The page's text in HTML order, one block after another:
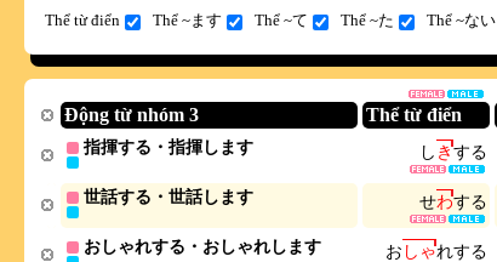
Thể từ điển Thể ~ます Thể ~て Thể ~た Thể ~ない
Động từ nhóm 3 Thể từ điển
指揮する・指揮します し きする
世話する・世話します せわする
おしゃれする・おしゃれします お し ゃれする